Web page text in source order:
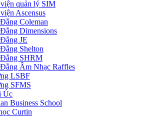
quản lý SIM
Ascensus
Coleman
Dimensions
JE
Shelton
SHRM
Âm Nhạc Raffles
LSBF
SFMS
Úc
Business School
Curtin